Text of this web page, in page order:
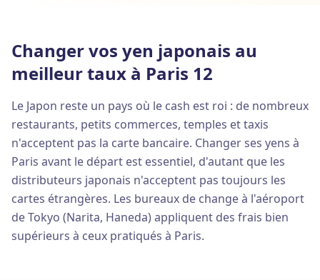
Changer vos yen japonais au
meilleur taux à Paris 12
Le Japon reste un pays où le cash est roi : de nombreux
restaurants, petits commerces, temples et taxis
n'acceptent pas la carte bancaire. Changer ses yens à
Paris avant le départ est essentiel, d'autant que les
distributeurs japonais n'acceptent pas toujours les
cartes étrangères. Les bureaux de change à l'aéroport
de Tokyo (Narita, Haneda) appliquent des frais bien
supérieurs à ceux pratiqués à Paris.